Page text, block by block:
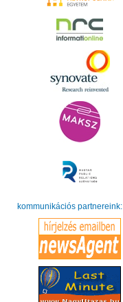
kommunikációs partnereink: